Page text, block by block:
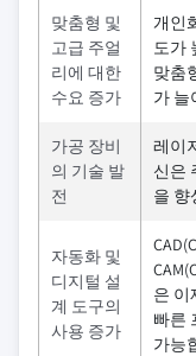
맞춤형 및
고급 주얼
리에 대한
수요 증가
개인
도가
맞춤
가 늘
가공 장비
의 기술 발
전
레이
신은
을 향
자동화 및
디지털 설
계 도구의
사용 증가
은 이
빠른
가능